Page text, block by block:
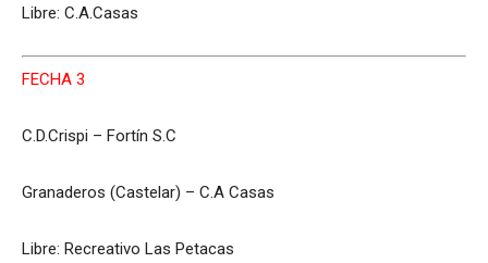
Libre: C.A.Casas
FECHA 3
C.D.Crispi – Fortín S.C
Granaderos (Castelar) – C.A Casas
Libre: Recreativo Las Petacas